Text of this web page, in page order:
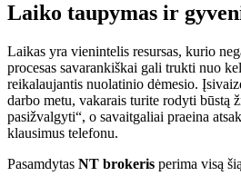
Laiko taupymas ir
Laikas yra vienintelis resursas, kurio
procesas savarankiškai gali trukti nuo
reikalaujantis nuolatinio dėmesio.
darbo metu, vakarais turite rodyti būstą
pasižvalgyti“, o savaitgaliai praeina
klausimus telefonu.
Pasamdytas NT brokeris perima visą